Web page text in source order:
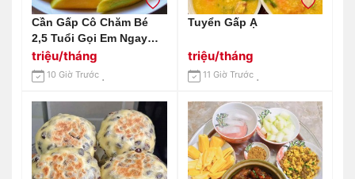
Cần Gấp Cô Chăm Bé
2,5 Tuổi Gọi Em Ngay
0966529171
triệu/tháng
10 Giờ Trước
Tuyển Gấp Ạ
triệu/tháng
11 Giờ Trước